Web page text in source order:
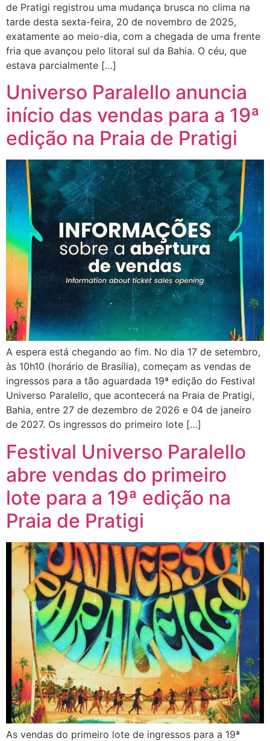
de Pratigi registrou uma mudança brusca no clima na
tarde desta sexta-feira, 20 de novembro de 2025,
exatamente ao meio-dia, com a chegada de uma frente
fria que avançou pelo litoral sul da Bahia. O céu, que
estava parcialmente […]
Universo Paralello anuncia
início das vendas para a 19ª
edição na Praia de Pratigi
A espera está chegando ao fim. No dia 17 de setembro,
às 10h10 (horário de Brasília), começam as vendas de
ingressos para a tão aguardada 19ª edição do Festival
Universo Paralello, que acontecerá na Praia de Pratigi,
Bahia, entre 27 de dezembro de 2026 e 04 de janeiro
de 2027. Os ingressos do primeiro lote […]
Festival Universo Paralello
abre vendas do primeiro
lote para a 19ª edição na
Praia de Pratigi
As vendas do primeiro lote de ingressos para a 19ª